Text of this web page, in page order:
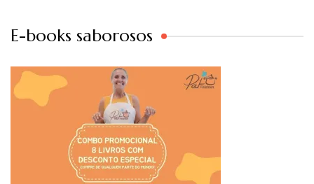
E-books saborosos